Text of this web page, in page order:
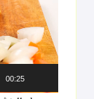
00:25